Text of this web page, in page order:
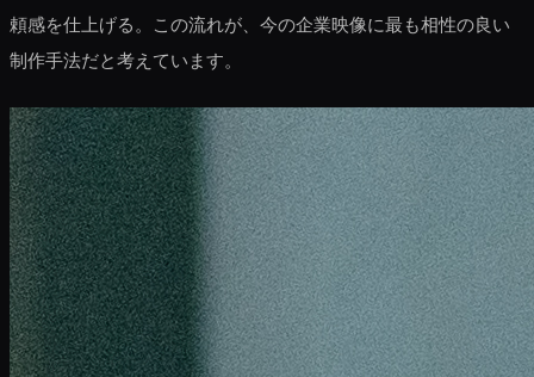
頼感を仕上げる。この流れが、今の企業映像に最も相性の良い
制作手法だと考えています。